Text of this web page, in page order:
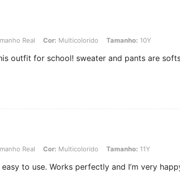
Real, Cor: Multicolorido, Tamanho: 10Y
Real Cor: Multicolorido Tamanho: 10Y
outfit for school! sweater and pants are
Real, Cor: Multicolorido, Tamanho: 11Y
Real Cor: Multicolorido Tamanho: 11Y
to use. Works perfectly and I’m very